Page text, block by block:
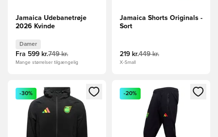
Jamaica Udebanetrøje
2026 Kvinde
Damer
Fra 599 kr.749 kr.
Mange størrelser tilgængelig
Jamaica Shorts Originals -
Sort
219 kr.449 kr.
X-Small
Åbner en Modal til at logge ind eller tilmelde dig som
-30%
Åbner en Modal til at logge
-20%